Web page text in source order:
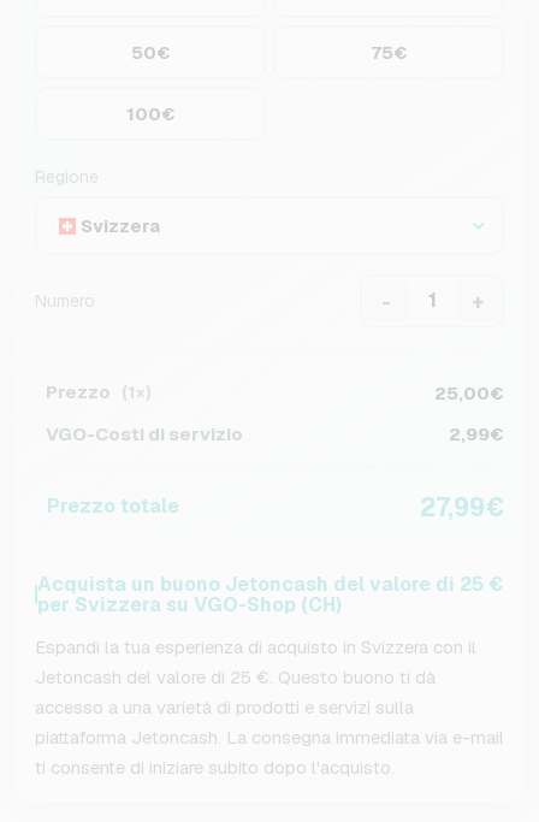
50€ 75€
100€
Regione
Svizzera
Numero - +
Prezzo (1×)
25,00€
VGO-Costi di servizio
2,99€
Prezzo totale 27,99€
Acquista un buono Jetoncash del valore di 25 €
per Svizzera su VGO-Shop (CH)
Espandi la tua esperienza di acquisto in Svizzera con il
Jetoncash del valore di 25 €. Questo buono ti dà
accesso a una varietà di prodotti e servizi sulla
piattaforma Jetoncash. La consegna immediata via e-mail
ti consente di iniziare subito dopo l'acquisto.